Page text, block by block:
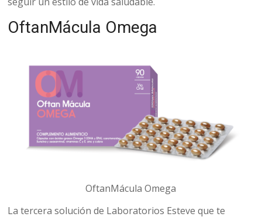
OftanMácula Omega
OftanMácula Omega
La tercera solución de Laboratorios Esteve que te